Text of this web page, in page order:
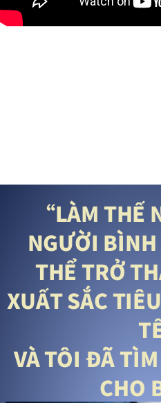
“LÀM THẾ
NGƯỜI
THỂ TRỞ
XUẤT SẮC
VÀ TÔI ĐÃ
CHO